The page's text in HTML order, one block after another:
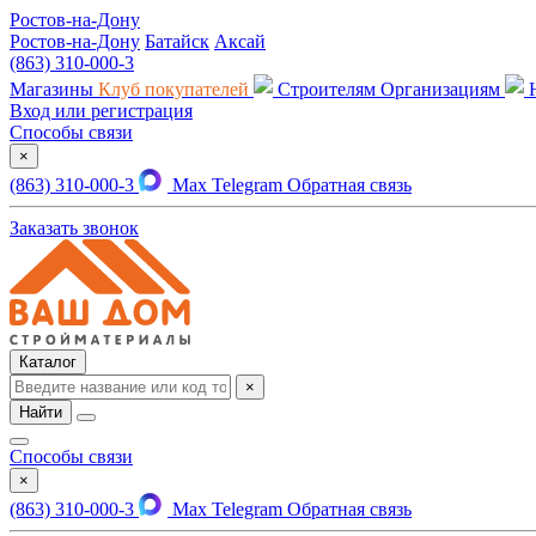
Ростов-на-Дону
Ростов-на-Дону Батайск Аксай
(863) 310-000-3
Магазины Клуб покупателей Строителям Организациям
Вход или регистрация
Способы связи
×
(863) 310-000-3 Max Telegram Обратная связь
Заказать звонок
Каталог
×
Найти
Способы связи
×
(863) 310-000-3 Max Telegram Обратная связь